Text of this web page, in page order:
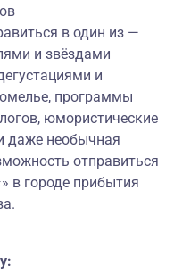
в один из —
и звёздами
и
программы
юмористические
даже необычная
отправиться
в городе прибытия